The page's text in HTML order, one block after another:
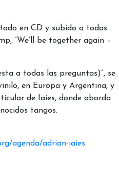
en CD y subido a todas
“We’ll be together again –
a todas las preguntas)”, se
en Europa y Argentina, y
de Iaies, donde aborda
tangos.
agenda/adrian-iaies